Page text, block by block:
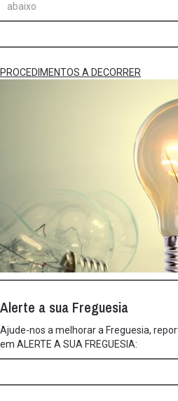
abaixo
PROCEDIMENTOS A DECORRER
Alerte a sua Freguesia
Ajude-nos a melhorar a Freguesia,
em ALERTE A SUA FREGUESIA: